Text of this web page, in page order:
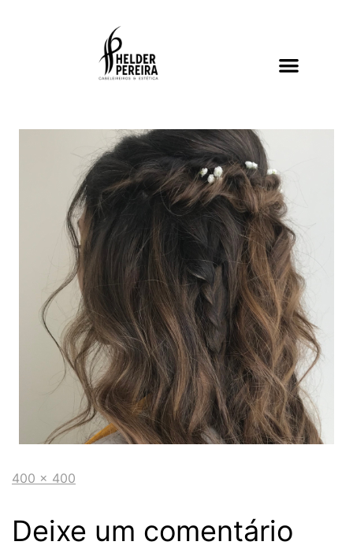
400 × 400
Deixe um comentário